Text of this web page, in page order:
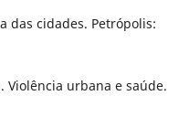
das cidades. Petrópolis:
Violência urbana e saúde.